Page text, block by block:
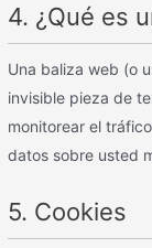
4. ¿Qué es
Una baliza web (o
invisible pieza de
monitorear el
datos sobre usted
5. Cookies